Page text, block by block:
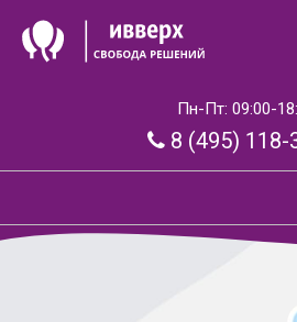
Пн-Пт: 09:00-
8 (495) 118-